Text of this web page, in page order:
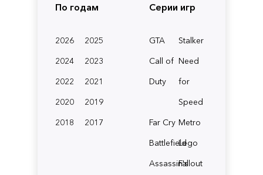
По годам
2026
2025
2024
2023
2022
2021
2020
2019
2018
2017
Серии игр
GTA
Stalker
Call of
Duty
Need
for
Speed
Far Cry Metro
BattlefieldLego
Assassin'sFallout